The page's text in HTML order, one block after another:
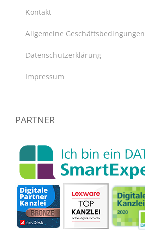
Kontakt
Allgemeine Geschäftsbedingungen
Datenschutzerklärung
Impressum
PARTNER